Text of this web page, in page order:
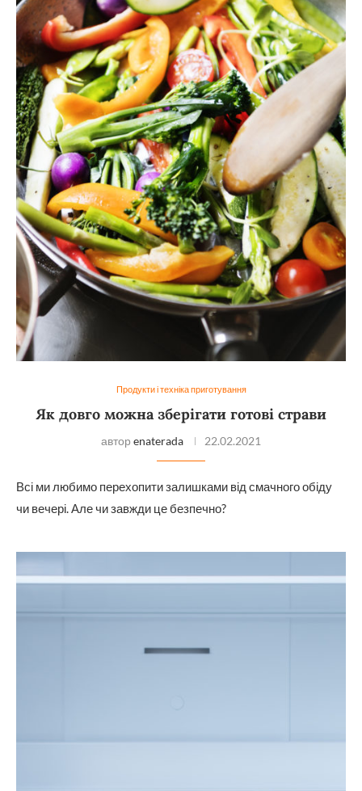
Продукти і техніка приготування
Як довго можна зберігати готові страви
автор enaterada 22.02.2021
Всі ми любимо перехопити залишками від смачного обіду
чи вечері. Але чи завжди це безпечно?